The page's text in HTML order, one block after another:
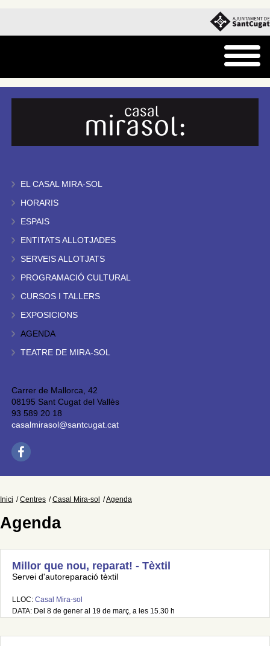
EL CASAL MIRA-SOL
HORARIS
ESPAIS
ENTITATS ALLOTJADES
SERVEIS ALLOTJATS
PROGRAMACIÓ CULTURAL
CURSOS I TALLERS
EXPOSICIONS
AGENDA
TEATRE DE MIRA-SOL
Carrer de Mallorca, 42
08195 Sant Cugat del Vallès
93 589 20 18
casalmirasol@santcugat.cat
Inici Centres Casal Mira-sol Agenda
Agenda
Millor que nou, reparat! - Tèxtil
Servei d'autoreparació tèxtil
LLOC: Casal Mira-sol
DATA: Del 8 de gener al 19 de març, a les 15.30 h